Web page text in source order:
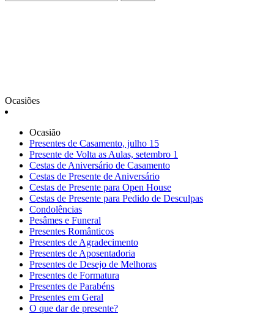
Ocasiões
Ocasião
Presentes de Casamento, julho 15
Presente de Volta as Aulas, setembro 1
Cestas de Aniversário de Casamento
Cestas de Presente de Aniversário
Cestas de Presente para Open House
Cestas de Presente para Pedido de Desculpas
Condolências
Pesâmes e Funeral
Presentes Românticos
Presentes de Agradecimento
Presentes de Aposentadoria
Presentes de Desejo de Melhoras
Presentes de Formatura
Presentes de Parabéns
Presentes em Geral
O que dar de presente?